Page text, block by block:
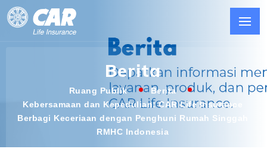
Berita
Ruang Publik
Berita
Kebersamaan dan Kepedulian: CAR Life Insurance
Berbagi Keceriaan dengan Penghuni Rumah Singgah
RMHC Indonesia